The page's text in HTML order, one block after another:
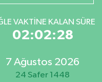
VAKTINE KALAN SÜRE
02:02:28
7 Ağustos 2026
24 Safer 1448